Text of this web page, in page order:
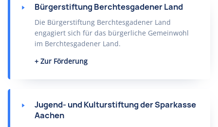
Bürgerstiftung Berchtesgadener Land
Die Bürgerstiftung Berchtesgadener Land
engagiert sich für das bürgerliche Gemeinwohl
im Berchtesgadener Land.
Zur Förderung
Jugend- und Kulturstiftung der Sparkasse
Aachen